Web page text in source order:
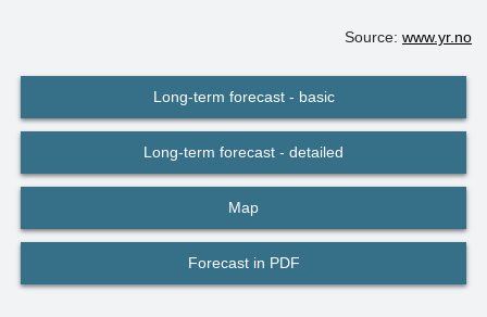
Source: www.yr.no
Long-term forecast - basic
Long-term forecast - detailed
Map
Forecast in PDF